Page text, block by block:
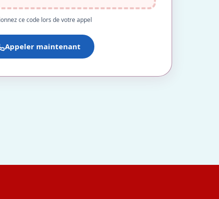
ce code lors de votre appel
Appeler maintenant